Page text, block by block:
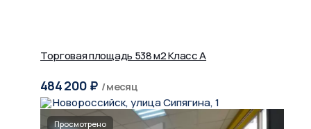
Торговая площадь 538 м2 Класс A
484 200 ₽ / месяц
Новороссийск, улица Сипягина, 1